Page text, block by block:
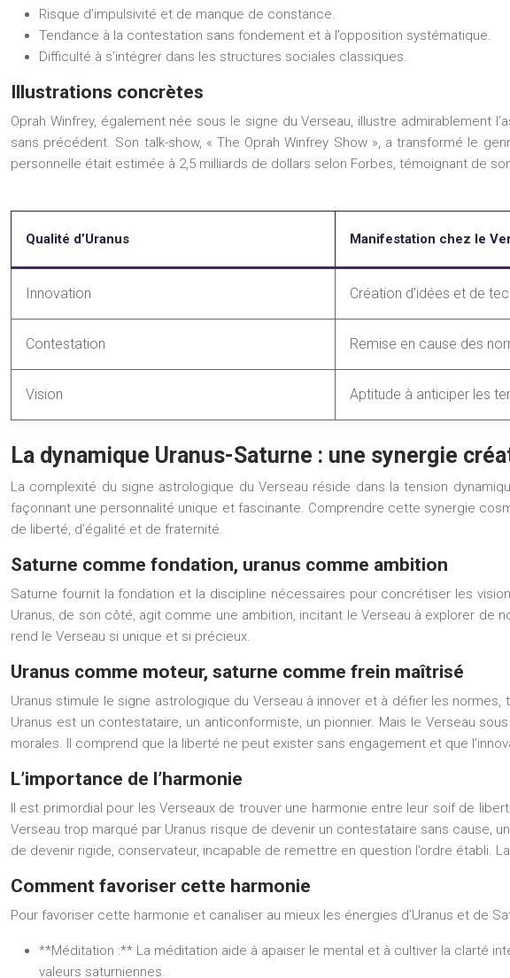
Risque d’impulsivité et de manque de constance.
Tendance à la contestation sans fondement et à l’opposition systématique.
Difficulté à s’intégrer dans les structures sociales classiques.
Illustrations concrètes
Oprah Winfrey, également née sous le signe du Verseau, illustre admirablement
sans précédent. Son talk-show, « The Oprah Winfrey Show », a transformé le
personnelle était estimée à 2,5 milliards de dollars selon Forbes, témoignant de
Qualité d’Uranus Manifestation chez le
Innovation Création d’idées et de
Contestation Remise en cause des
Vision Aptitude à anticiper les
La dynamique Uranus-Saturne : une synergie
La complexité du signe astrologique du Verseau réside dans la tension
façonnant une personnalité unique et fascinante. Comprendre cette synergie
de liberté, d’égalité et de fraternité.
Saturne comme fondation, uranus comme ambition
Saturne fournit la fondation et la discipline nécessaires pour concrétiser les
Uranus, de son côté, agit comme une ambition, incitant le Verseau à explorer
rend le Verseau si unique et si précieux.
Uranus comme moteur, saturne comme frein maîtrisé
Uranus stimule le signe astrologique du Verseau à innover et à défier les
Uranus est un contestataire, un anticonformiste, un pionnier. Mais le Verseau
morales. Il comprend que la liberté ne peut exister sans engagement et que
L’importance de l’harmonie
Il est primordial pour les Verseaux de trouver une harmonie entre leur soif de
Verseau trop marqué par Uranus risque de devenir un contestataire sans cause,
de devenir rigide, conservateur, incapable de remettre en question l’ordre établi.
Comment favoriser cette harmonie
Pour favoriser cette harmonie et canaliser au mieux les énergies d’Uranus et de
**Méditation :** La méditation aide à apaiser le mental et à cultiver la clarté
valeurs saturniennes.